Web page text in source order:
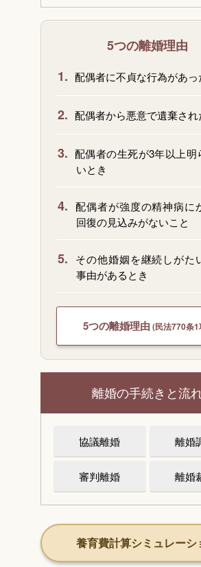
5つの離婚理由
1. 配偶者に不貞な行為があっ
2. 配偶者から悪意で遺棄され
3. 配偶者の生死が3年以上明
いとき
4. 配偶者が強度の精神病に
回復の見込みがないこと
5.
その他婚姻を継続しがた
事由があるとき
5つの離婚理由 (民法770条1
離婚の手続きと流
協議離婚 離婚
審判離婚 離婚
養育費計算シミュレーシ